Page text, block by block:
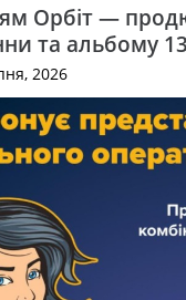
Орбіт —
та альбому
2026